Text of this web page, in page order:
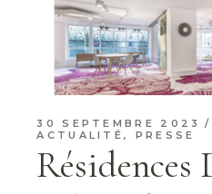
30 SEPTEMBRE 2023
ACTUALITÉ, PRESSE
Résidences